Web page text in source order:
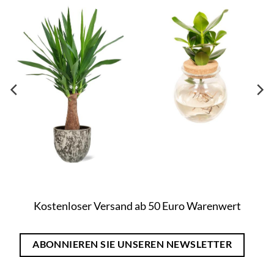
Kostenloser Versand ab 50 Euro Warenwert
ABONNIEREN SIE UNSEREN NEWSLETTER